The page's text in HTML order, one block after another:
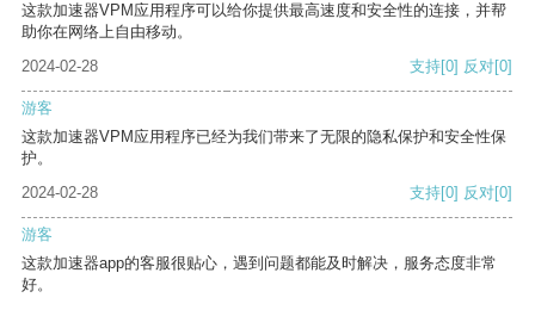
这款加速器VPM应用程序可以给你提供最高速度和安全性的连接，并帮
助你在网络上自由移动。
2024-02-28
支持[0] 反对[0]
游客
这款加速器VPM应用程序已经为我们带来了无限的隐私保护和安全性保
护。
2024-02-28
支持[0] 反对[0]
游客
这款加速器app的客服很贴心，遇到问题都能及时解决，服务态度非常
好。